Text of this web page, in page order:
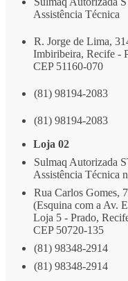
Assistência Técnica
R. Jorge de Lima,
Imbiribeira, Recife -
CEP 51160-070
(81) 98194-2083
(81) 98194-2083
Loja 02
Sulmaq Autorizada
Assistência Técnica
Rua Carlos Gomes,
(Esquina com a Av.
Loja 5 - Prado,
CEP 50720-135
(81) 98348-2914
(81) 98348-2914